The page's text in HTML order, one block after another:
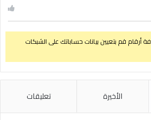
قم بتعيين بيانات حساباتك على الشبكات
الأخيرة تعليقات